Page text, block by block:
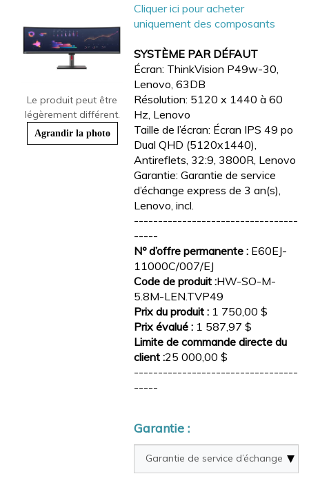
Le produit peut être
légèrement différent.
Agrandir la photo
Cliquer ici pour acheter
uniquement des composants
SYSTÈME PAR DÉFAUT
Écran: ThinkVision P49w-30,
Lenovo, 63DB
Résolution: 5120 x 1440 à 60
Hz, Lenovo
Taille de l’écran: Écran IPS 49 po
Dual QHD (5120x1440),
Antireflets, 32:9, 3800R, Lenovo
Garantie: Garantie de service
d’échange express de 3 an(s),
Lenovo, incl.
----------------------------------
-----
Nº d’offre permanente : E60EJ-
11000C/007/EJ
Code de produit :HW-SO-M-
5.8M-LEN.TVP49
Prix du produit : 1 750,00 $
Prix évalué : 1 587,97 $
Limite de commande directe du
client :25 000,00 $
----------------------------------
-----
Garantie :